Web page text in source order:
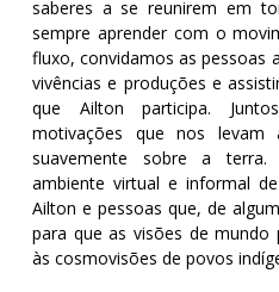
saberes a se reunirem em
sempre aprender com o
fluxo, convidamos as pessoas
vivências e produções e
que Ailton participa.
motivações que nos
suavemente sobre a terra.
ambiente virtual e informal
Ailton e pessoas que, de
para que as visões de
às cosmovisões de povos